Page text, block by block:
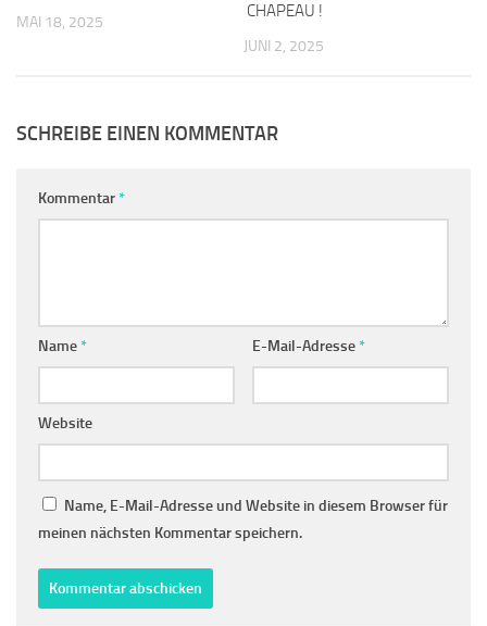
MAI 18, 2025
CHAPEAU !
JUNI 2, 2025
SCHREIBE EINEN KOMMENTAR
Kommentar*
Name* E-Mail-Adresse*
Website
Name, E-Mail-Adresse und Website in diesem Browser für
meinen nächsten Kommentar speichern.